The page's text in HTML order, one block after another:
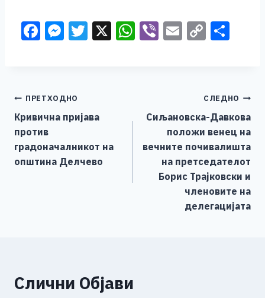
F
b
o
o
k
M
n
g
er
T X W
p
Vi E C
Li
n
k
Навигација
на
напис
ПРЕТХОДНО
Кривична пријава
против
градоначалникот на
општина Делчево
СЛЕДНО
Сиљановска-Давкова
положи венец на
вечните почивалишта
на претседателот
Борис Трајковски и
членовите на
делегацијата
Слични Објави